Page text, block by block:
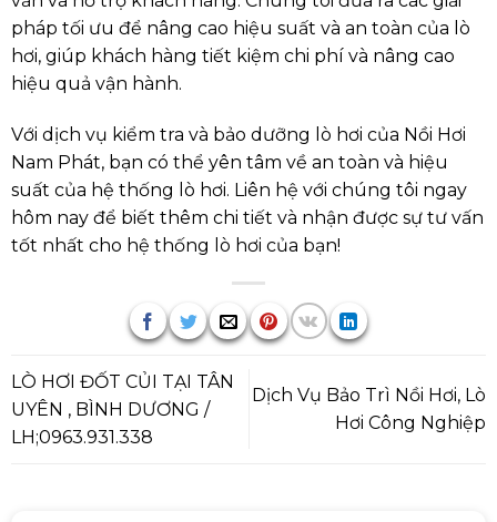
pháp tối ưu để nâng cao hiệu suất và an toàn của lò
hơi, giúp khách hàng tiết kiệm chi phí và nâng cao
hiệu quả vận hành.
Với dịch vụ kiểm tra và bảo dưỡng lò hơi của Nồi Hơi
Nam Phát, bạn có thể yên tâm về an toàn và hiệu
suất của hệ thống lò hơi. Liên hệ với chúng tôi ngay
hôm nay để biết thêm chi tiết và nhận được sự tư vấn
tốt nhất cho hệ thống lò hơi của bạn!
LÒ HƠI ĐỐT CỦI TẠI TÂN
UYÊN , BÌNH DƯƠNG /
LH;0963.931.338
Dịch Vụ Bảo Trì Nồi Hơi, Lò
Hơi Công Nghiệp